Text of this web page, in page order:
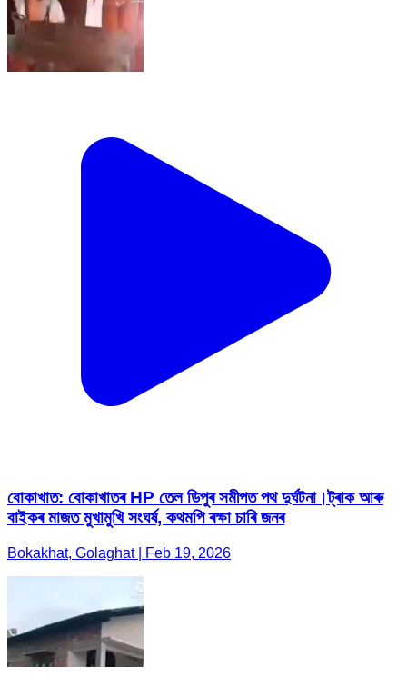
বোকাখাত: বোকাখাতৰ HP তেল ডিপুৰ সমীপত পথ দুৰ্ঘটনা।ট্ৰাক আৰু
বাইকৰ মাজত মুখামুখি সংঘৰ্ষ, কথমপি ৰক্ষা চাৰি জনৰ
Bokakhat, Golaghat | Feb 19, 2026